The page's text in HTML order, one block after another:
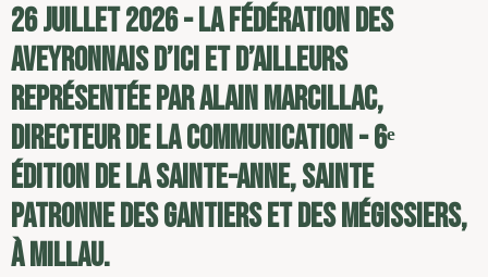
26 juillet 2026 - la Fédération des
Aveyronnais d’ici et d’ailleurs
représentée par Alain Marcillac,
directeur de la communication - 6ᵉ
édition de la Sainte-Anne, sainte
patronne des gantiers et des mégissiers,
à Millau.